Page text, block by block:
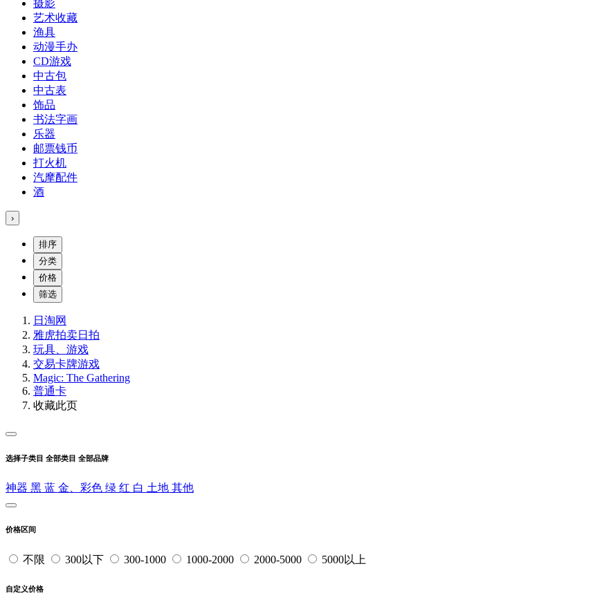
摄影
艺术收藏
渔具
动漫手办
CD游戏
中古包
中古表
饰品
书法字画
乐器
邮票钱币
打火机
汽摩配件
酒
›
排序
分类
价格
筛选
日淘网
雅虎拍卖日拍
玩具、游戏
交易卡牌游戏
Magic: The Gathering
普通卡
收藏此页
选择子类目 全部类目 全部品牌
神器 黑 蓝 金、彩色 绿 红 白 土地 其他
价格区间
不限 300以下 300-1000 1000-2000 2000-5000 5000以上
自定义价格